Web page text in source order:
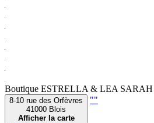
Boutique ESTRELLA & LEA SARAH
8-10 rue des Orfèvres
41000 Blois
Afficher la carte
""